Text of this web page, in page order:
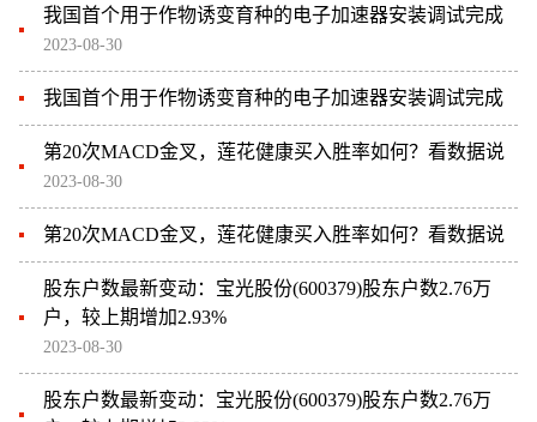
我国首个用于作物诱变育种的电子加速器安装调试完成
2023-08-30
我国首个用于作物诱变育种的电子加速器安装调试完成
第20次MACD金叉，莲花健康买入胜率如何？看数据说
2023-08-30
第20次MACD金叉，莲花健康买入胜率如何？看数据说
股东户数最新变动：宝光股份(600379)股东户数2.76万
户，较上期增加2.93%
2023-08-30
股东户数最新变动：宝光股份(600379)股东户数2.76万